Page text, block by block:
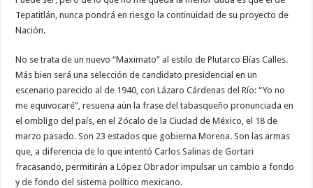
Tepatitlán, nunca pondrá en riesgo la continuidad de su proyecto de
Nación.
No se trata de un nuevo “Maximato” al estilo de Plutarco Elías Calles.
Más bien será una selección de candidato presidencial en un
escenario parecido al de 1940, con Lázaro Cárdenas del Río: “Yo no
me equivocaré”, resuena aún la frase del tabasqueño pronunciada en
el ombligo del país, en el Zócalo de la Ciudad de México, el 18 de
marzo pasado. Son 23 estados que gobierna Morena. Son las armas
que, a diferencia de lo que intentó Carlos Salinas de Gortari
fracasando, permitirán a López Obrador impulsar un cambio a fondo
y de fondo del sistema político mexicano.